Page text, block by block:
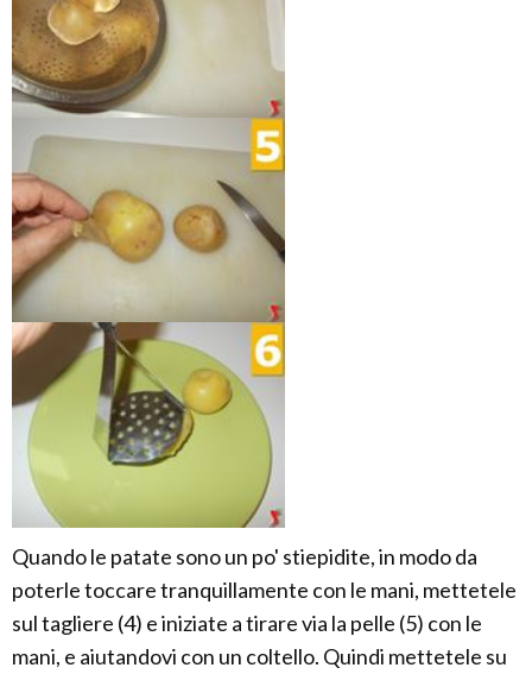
Quando le patate sono un po' stiepidite, in modo da
poterle toccare tranquillamente con le mani, mettetele
sul tagliere (4) e iniziate a tirare via la pelle (5) con le
mani, e aiutandovi con un coltello. Quindi mettetele su